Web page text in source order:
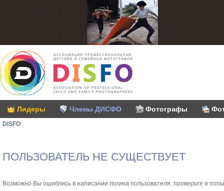
Лидеры Члены ДИСФО Фотографы
DISFO
ПОЛЬЗОВАТЕЛЬ НЕ СУЩЕСТВУЕТ
Возможно Вы ошиблись в написании логина пользователя, проверьте и